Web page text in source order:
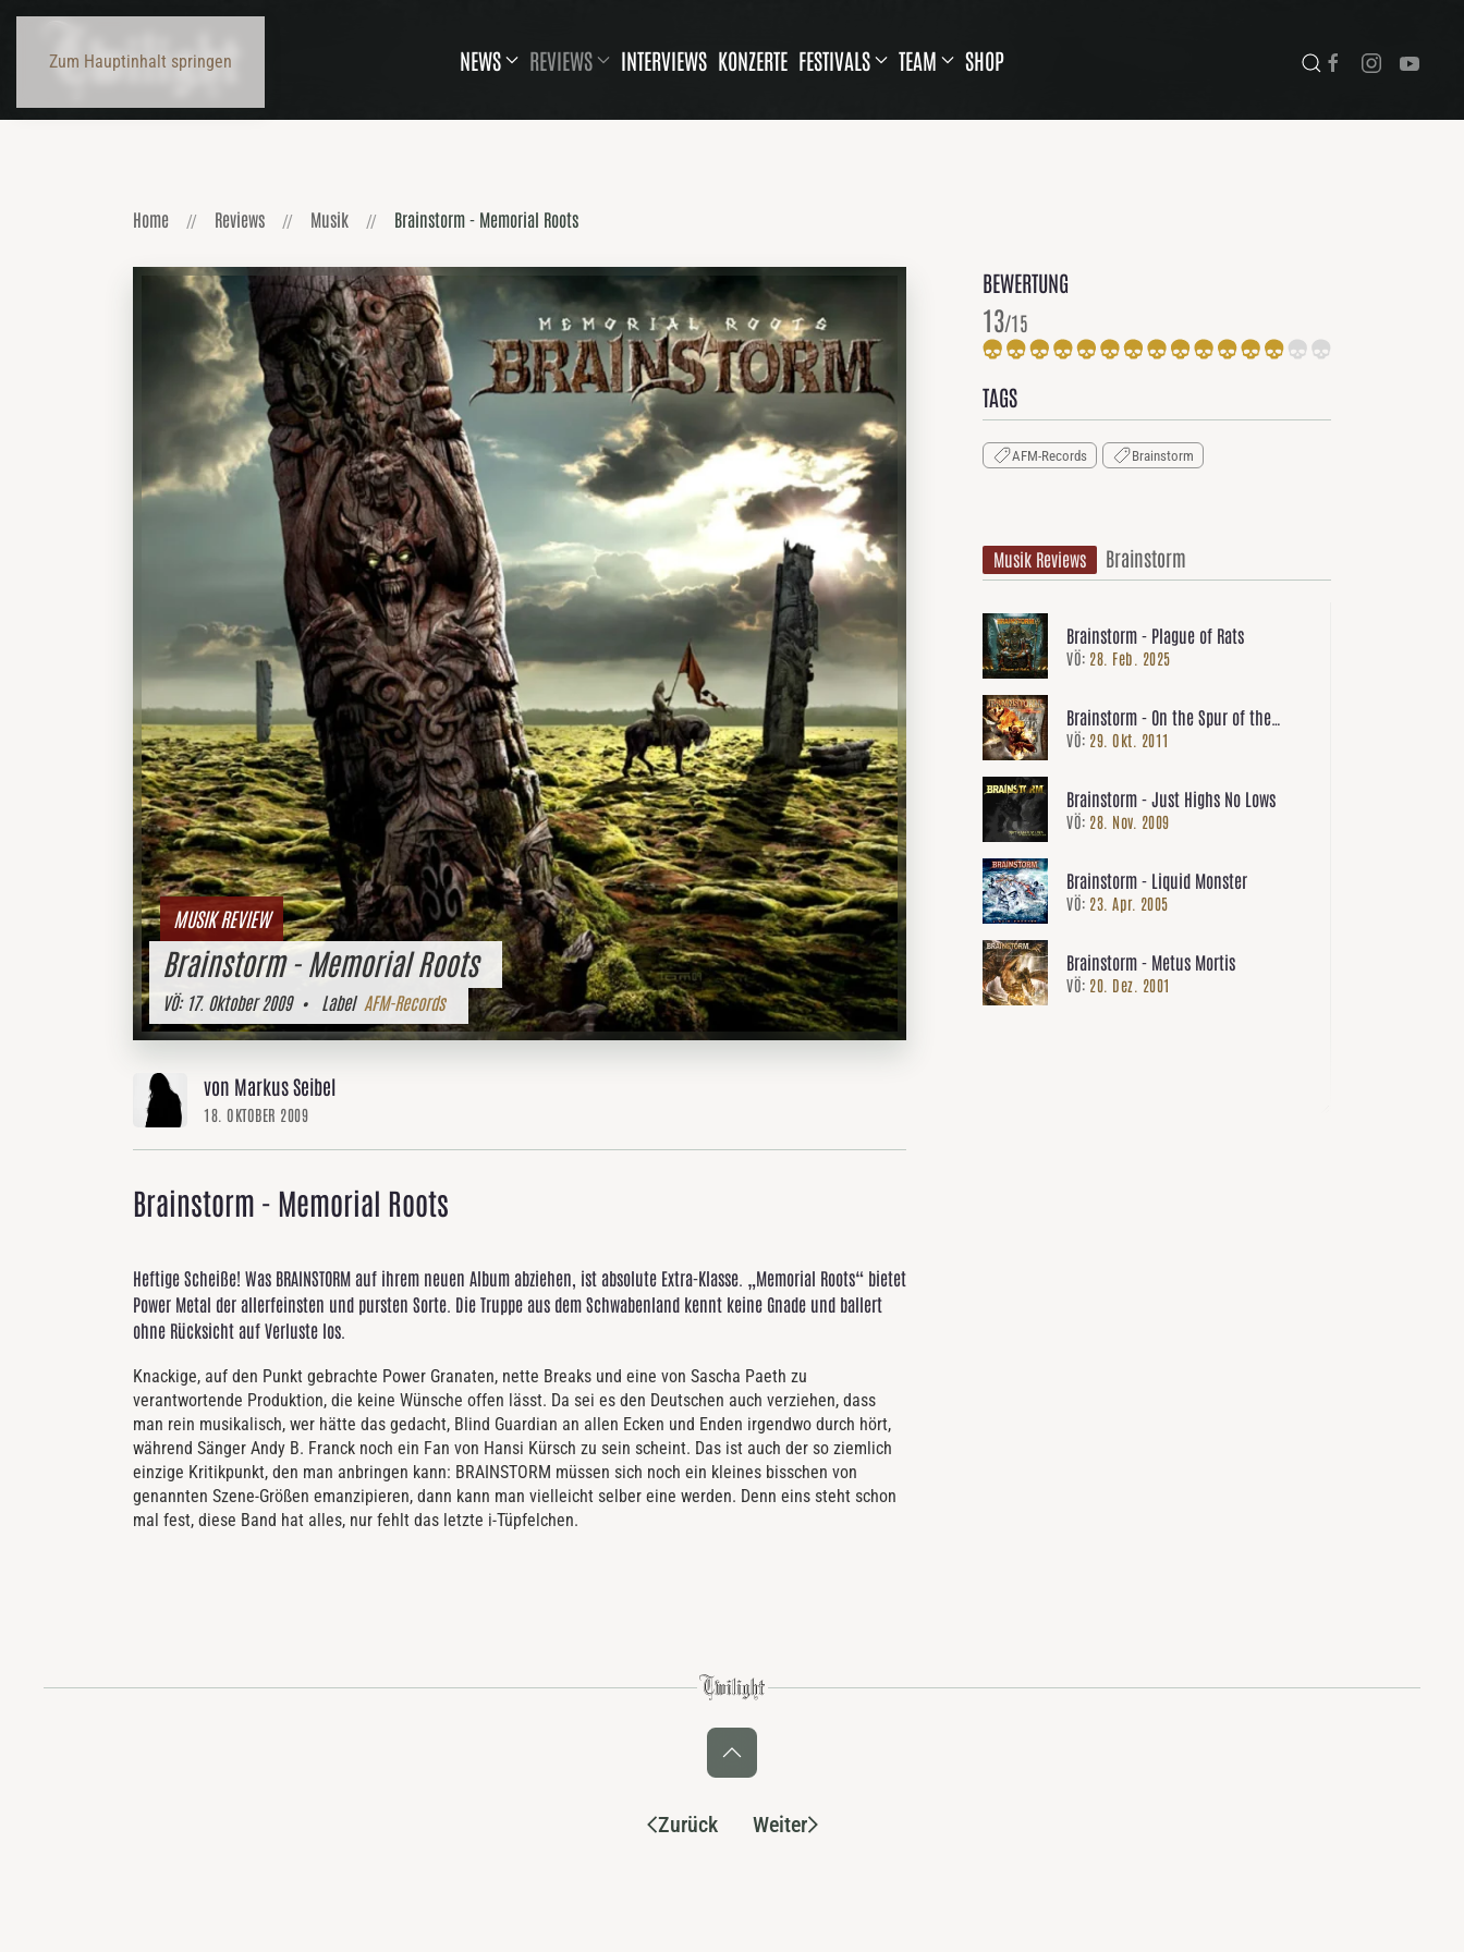
Zum Hauptinhalt springen NEWS REVIEWS INTERVIEWS KONZERTE FESTIVALS TEAM SHOP
Home Reviews Musik Brainstorm - Memorial Roots
MUSIK REVIEW
Brainstorm - Memorial Roots
VÖ:17. Oktober 2009• Label AFM-Records
von Markus Seibel
18. OKTOBER 2009
Brainstorm - Memorial Roots
Heftige Scheiße! Was BRAINSTORM auf ihrem neuen Album abziehen, ist absolute Extra-Klasse. „Memorial Roots“ bietet
Power Metal der allerfeinsten und pursten Sorte. Die Truppe aus dem Schwabenland kennt keine Gnade und ballert
ohne Rücksicht auf Verluste los.
Knackige, auf den Punkt gebrachte Power Granaten, nette Breaks und eine von Sascha Paeth zu
verantwortende Produktion, die keine Wünsche offen lässt. Da sei es den Deutschen auch verziehen, dass
man rein musikalisch, wer hätte das gedacht, Blind Guardian an allen Ecken und Enden irgendwo durch hört,
während Sänger Andy B. Franck noch ein Fan von Hansi Kürsch zu sein scheint. Das ist auch der so ziemlich
einzige Kritikpunkt, den man anbringen kann: BRAINSTORM müssen sich noch ein kleines bisschen von
genannten Szene-Größen emanzipieren, dann kann man vielleicht selber eine werden. Denn eins steht schon
mal fest, diese Band hat alles, nur fehlt das letzte i-Tüpfelchen.
BEWERTUNG
13/15
TAGS
AFM-Records Brainstorm
Musik Reviews Brainstorm
Brainstorm - Plague of Rats
VÖ: 28. Feb. 2025
Brainstorm - On the Spur of the
Moment
VÖ: 29. Okt. 2011
Brainstorm - Just Highs No Lows
VÖ: 28. Nov. 2009
Brainstorm - Liquid Monster
VÖ: 23. Apr. 2005
Brainstorm - Metus Mortis
VÖ: 20. Dez. 2001
Zurück Weiter